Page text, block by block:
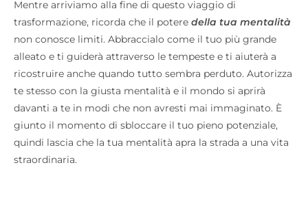
Mentre arriviamo alla fine di questo viaggio di
trasformazione, ricorda che il potere della tua mentalità
non conosce limiti. Abbraccialo come il tuo più grande
alleato e ti guiderà attraverso le tempeste e ti aiuterà a
ricostruire anche quando tutto sembra perduto. Autorizza
te stesso con la giusta mentalità e il mondo si aprirà
davanti a te in modi che non avresti mai immaginato. È
giunto il momento di sbloccare il tuo pieno potenziale,
quindi lascia che la tua mentalità apra la strada a una vita
straordinaria.